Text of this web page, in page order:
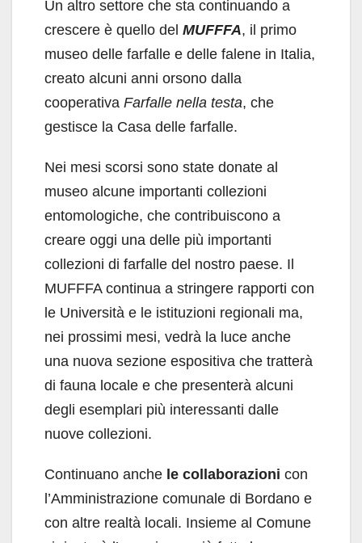
Un altro settore che sta continuando a
crescere è quello del MUFFFA, il primo
museo delle farfalle e delle falene in Italia,
creato alcuni anni orsono dalla
cooperativa Farfalle nella testa, che
gestisce la Casa delle farfalle.
Nei mesi scorsi sono state donate al
museo alcune importanti collezioni
entomologiche, che contribuiscono a
creare oggi una delle più importanti
collezioni di farfalle del nostro paese. Il
MUFFFA continua a stringere rapporti con
le Università e le istituzioni regionali ma,
nei prossimi mesi, vedrà la luce anche
una nuova sezione espositiva che tratterà
di fauna locale e che presenterà alcuni
degli esemplari più interessanti dalle
nuove collezioni.
Continuano anche le collaborazioni con
l’Amministrazione comunale di Bordano e
con altre realtà locali. Insieme al Comune